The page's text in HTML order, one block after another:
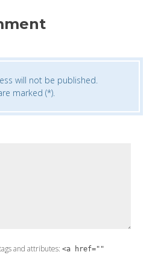
will not be published.
marked (*).
and attributes: <a href=""